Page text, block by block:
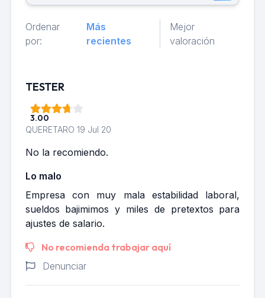
Ordenar
por:
Más
recientes
Mejor
valoración
TESTER
3.00
QUERETARO 19 Jul 20
No la recomiendo.
Lo malo
Empresa con muy mala estabilidad laboral,
sueldos bajimimos y miles de pretextos para
ajustes de salario.
No recomienda trabajar aquí
Denunciar